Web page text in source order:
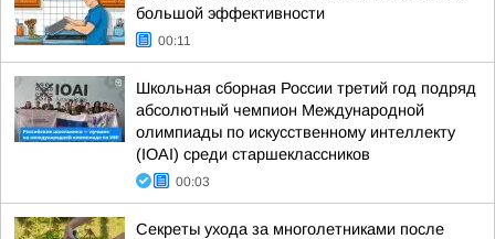
большой эффективности
00:11
Школьная сборная России третий год подряд
абсолютный чемпион Международной
олимпиады по искусственному интеллекту
(IOAI) среди старшеклассников
00:03
Секреты ухода за многолетниками после